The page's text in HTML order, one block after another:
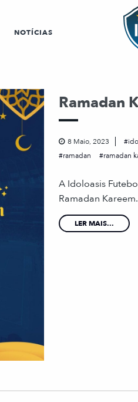
NOTÍCIAS
Ramadan
8 Maio, 2023
ramadan
ramadan
A Idoloasis
Ramadan
LER MAIS...